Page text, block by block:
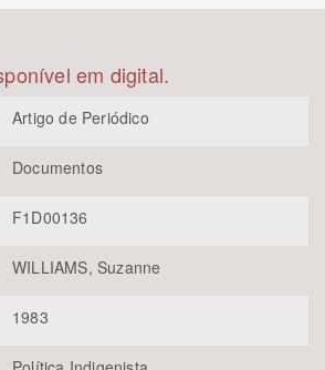
em digital.
Artigo de Periódico
Documentos
F1D00136
WILLIAMS, Suzanne
1983